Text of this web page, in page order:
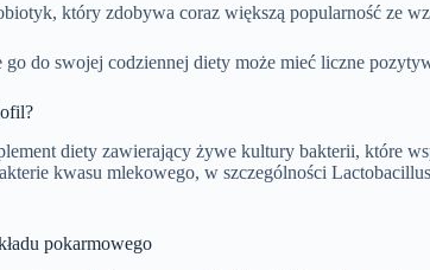
który zdobywa coraz większą popularność ze
go do swojej codziennej diety może mieć liczne
diety zawierający żywe kultury bakterii, które
kwasu mlekowego, w szczególności
pokarmowego